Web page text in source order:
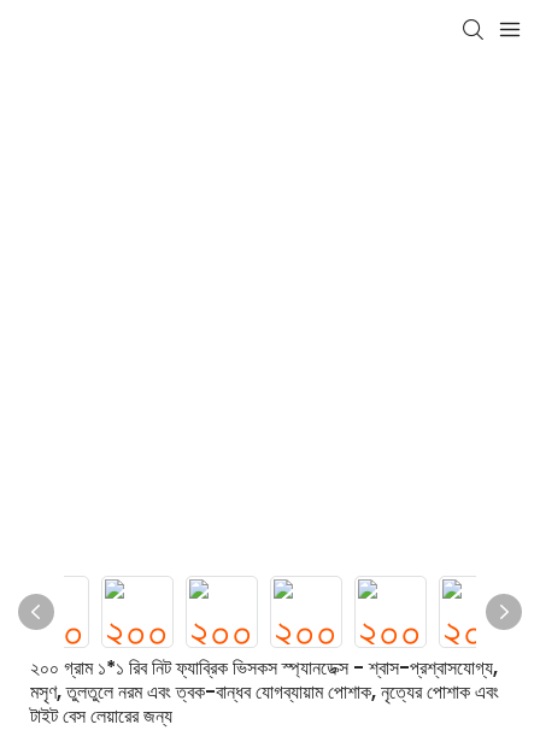
২০০ গ্রাম ১*১ রিব নিট ফ্যাব্রিক ভিসকস স্প্যানডেক্স - শ্বাস-প্রশ্বাসযোগ্য,
মসৃণ, তুলতুলে নরম এবং ত্বক-বান্ধব যোগব্যায়াম পোশাক, নৃত্যের পোশাক এবং
টাইট বেস লেয়ারের জন্য